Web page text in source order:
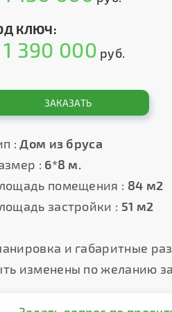
КЛЮЧ:
1 390 000 руб.
ЗАКАЗАТЬ
: Дом из бруса
: 6*8 м.
помещения : 84 м2
застройки : 51 м2
и габаритные
изменены по желанию